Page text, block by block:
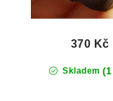
Skladem
370 Kč